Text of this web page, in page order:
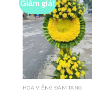
Giảm giá!
HOA VIẾNG ĐÁM TANG